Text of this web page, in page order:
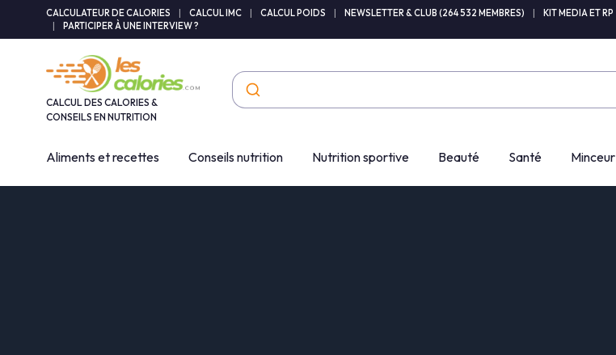
CALCULATEUR DE CALORIES CALCUL IMC CALCUL POIDS NEWSLETTER & CLUB (264 532 MEMBRES) KIT MEDIA ET RP
PARTICIPER À UNE INTERVIEW ?
CALCUL DES CALORIES &
CONSEILS EN NUTRITION
Aliments et recettes Conseils nutrition Nutrition sportive Beauté Santé Minceur
Panneau de gestion des cookies